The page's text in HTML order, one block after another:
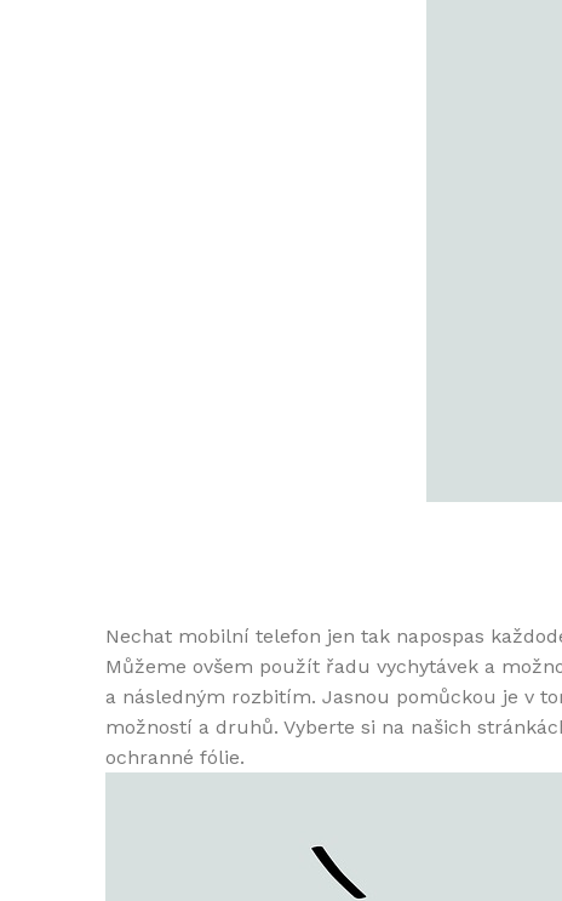
Nechat mobilní telefon jen tak napospas
Můžeme ovšem použít řadu vychytávek a
a následným rozbitím. Jasnou pomůckou je v
možností a druhů. Vyberte si na našich
ochranné fólie.